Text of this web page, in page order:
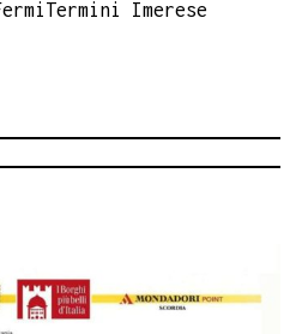
Imerese